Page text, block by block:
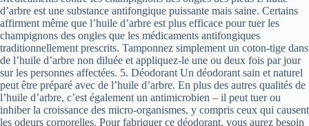
d’arbre est une substance antifongique puissante mais saine. Certains
affirment même que l’huile d’arbre est plus efficace pour tuer les
champignons des ongles que les médicaments antifongiques
traditionnellement prescrits. Tamponnez simplement un coton-tige dans
de l’huile d’arbre non diluée et appliquez-le une ou deux fois par jour
sur les personnes affectées. 5. Déodorant Un déodorant sain et naturel
peut être préparé avec de l’huile d’arbre. En plus des autres qualités de
l’huile d’arbre, c’est également un antimicrobien – il peut tuer ou
inhiber la croissance des micro-organismes, y compris ceux qui causent
les odeurs corporelles. Pour fabriquer ce déodorant, vous aurez besoin